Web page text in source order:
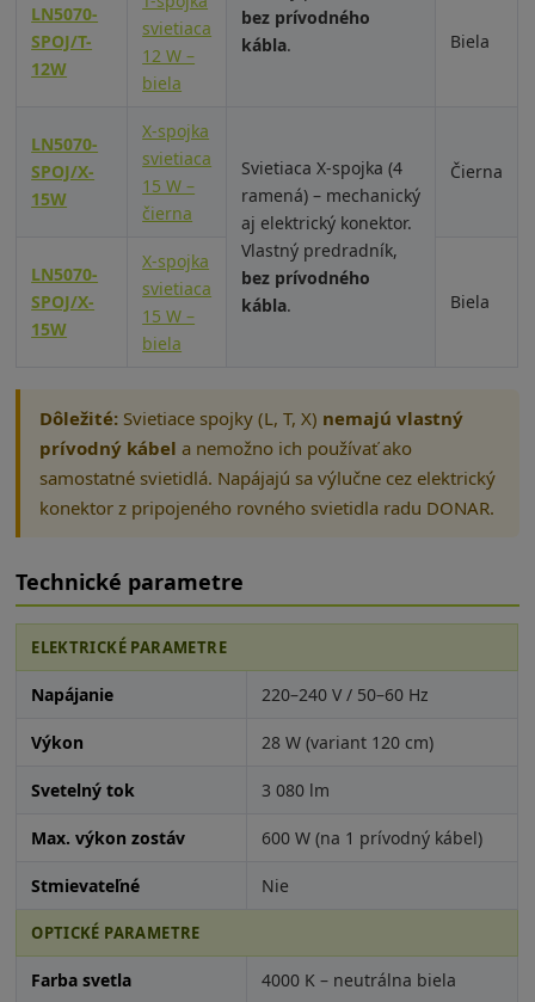
bez prívodného
kábla.
LN5070-
SPOJ/T-
12W
svietiaca
12 W –
biela
Biela
LN5070-
SPOJ/X-
15W
X-spojka
svietiaca
15 W –
čierna
Svietiaca X-spojka (4
ramená) – mechanický
aj elektrický konektor.
Vlastný predradník,
bez prívodného
kábla.
Čierna
LN5070-
SPOJ/X-
15W
X-spojka
svietiaca
15 W –
biela
Biela
Dôležité: Svietiace spojky (L, T, X) nemajú vlastný
prívodný kábel a nemožno ich používať ako
samostatné svietidlá. Napájajú sa výlučne cez elektrický
konektor z pripojeného rovného svietidla radu DONAR.
Technické parametre
ELEKTRICKÉ PARAMETRE
Napájanie 220–240 V / 50–60 Hz
Výkon 28 W (variant 120 cm)
Svetelný tok 3 080 lm
Max. výkon zostáv 600 W (na 1 prívodný kábel)
Stmievateľné Nie
OPTICKÉ PARAMETRE
Farba svetla 4000 K – neutrálna biela